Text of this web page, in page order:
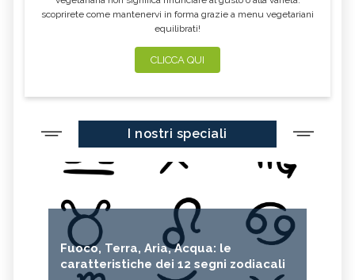
scoprirete come mantenervi in forma grazie a menu vegetariani
equilibrati!
CLICCA QUI
I nostri speciali
Fuoco, Terra, Aria, Acqua: le
caratteristiche dei 12 segni zodiacali